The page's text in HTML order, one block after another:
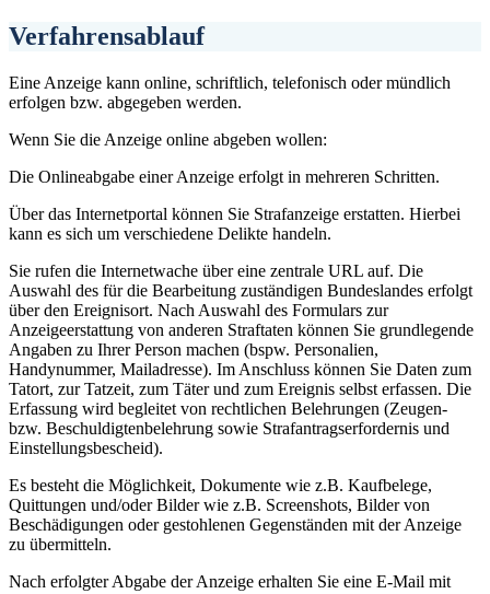
Verfahrensablauf
Eine Anzeige kann online, schriftlich, telefonisch oder mündlich
erfolgen bzw. abgegeben werden.
Wenn Sie die Anzeige online abgeben wollen:
Die Onlineabgabe einer Anzeige erfolgt in mehreren Schritten.
Über das Internetportal können Sie Strafanzeige erstatten. Hierbei
kann es sich um verschiedene Delikte handeln.
Sie rufen die Internetwache über eine zentrale URL auf. Die
Auswahl des für die Bearbeitung zuständigen Bundeslandes erfolgt
über den Ereignisort. Nach Auswahl des Formulars zur
Anzeigeerstattung von anderen Straftaten können Sie grundlegende
Angaben zu Ihrer Person machen (bspw. Personalien,
Handynummer, Mailadresse). Im Anschluss können Sie Daten zum
Tatort, zur Tatzeit, zum Täter und zum Ereignis selbst erfassen. Die
Erfassung wird begleitet von rechtlichen Belehrungen (Zeugen-
bzw. Beschuldigtenbelehrung sowie Strafantragserfordernis und
Einstellungsbescheid).
Es besteht die Möglichkeit, Dokumente wie z.B. Kaufbelege,
Quittungen und/oder Bilder wie z.B. Screenshots, Bilder von
Beschädigungen oder gestohlenen Gegenständen mit der Anzeige
zu übermitteln.
Nach erfolgter Abgabe der Anzeige erhalten Sie eine E-Mail mit